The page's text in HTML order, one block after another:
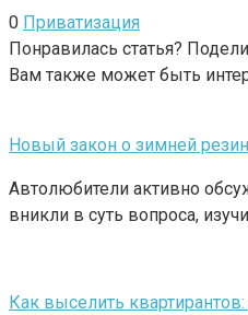
0 Приватизация
Понравилась статья?
Вам также может быть
Новый закон о зимней
Автолюбители активно
вникли в суть вопроса,
Как выселить